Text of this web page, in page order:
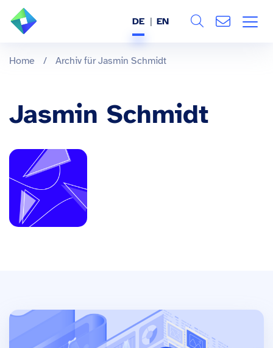
ÜBER UNS
BRANCHEN
REFERENZEN
WISSEN & EVENTS
KARRIERE
DE EN
Home / Archiv für Jasmin Schmidt
Jasmin Schmidt